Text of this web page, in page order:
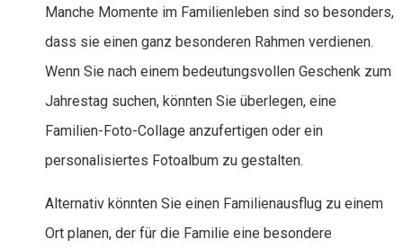
Manche Momente im Familienleben sind so besonders,
dass sie einen ganz besonderen Rahmen verdienen.
Wenn Sie nach einem bedeutungsvollen Geschenk zum
Jahrestag suchen, könnten Sie überlegen, eine
Familien-Foto-Collage anzufertigen oder ein
personalisiertes Fotoalbum zu gestalten.
Alternativ könnten Sie einen Familienausflug zu einem
Ort planen, der für die Familie eine besondere